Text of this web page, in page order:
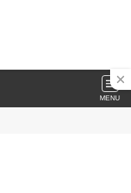
MENU